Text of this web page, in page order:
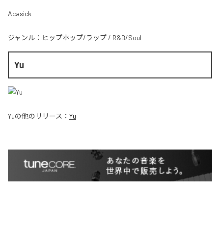
Acasick
ジャンル： ヒップホップ/ラップ / R&B/Soul
Yu
Yuの他のリリース： Yu